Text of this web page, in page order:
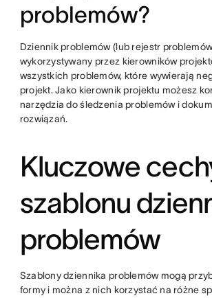
problemów?
Dziennik problemów (lub rejestr
wykorzystywany przez kierowników
wszystkich problemów, które wywierają
projekt. Jako kierownik projektu możesz
narzędzia do śledzenia problemów i
rozwiązań.
Kluczowe
szablonu
problemów
Szablony dziennika problemów mogą
formy i można z nich korzystać na różne